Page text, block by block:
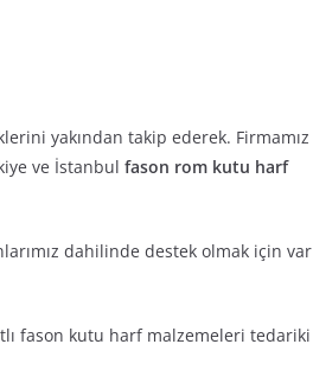
yakından takip ederek. Firmamız
ve İstanbul fason rom kutu harf
dahilinde destek olmak için var
fason kutu harf malzemeleri tedariki